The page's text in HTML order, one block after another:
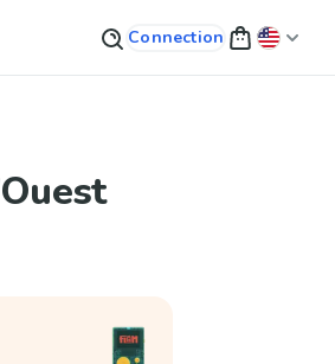
Connection